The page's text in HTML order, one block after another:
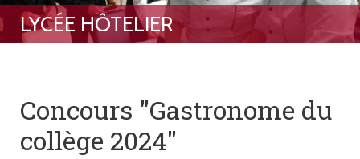
Concours "Gastronome du
collège 2024"